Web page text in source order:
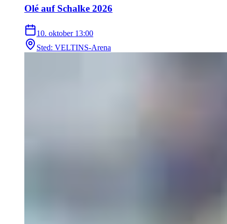
Olé auf Schalke 2026
10. oktober 13:00
Sted: VELTINS-Arena